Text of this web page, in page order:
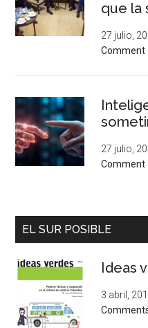
que la
27 julio,
Comment
27 julio,
Comment
EL SUR POSIBLE
Ideas
3 abril,